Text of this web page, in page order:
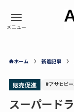
ホーム 新着記事
販売促進 #アサヒビ
スーパード